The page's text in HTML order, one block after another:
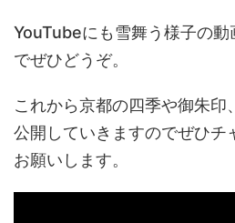
YouTubeにも雪舞う様子の
でぜひどうぞ。
これから京都の四季や御朱印
公開していきますのでぜひチ
お願いします。